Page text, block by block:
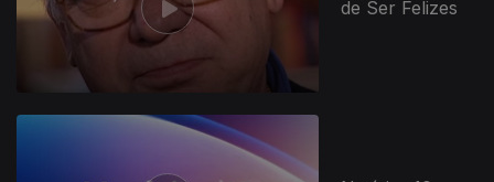
de Ser Felizes